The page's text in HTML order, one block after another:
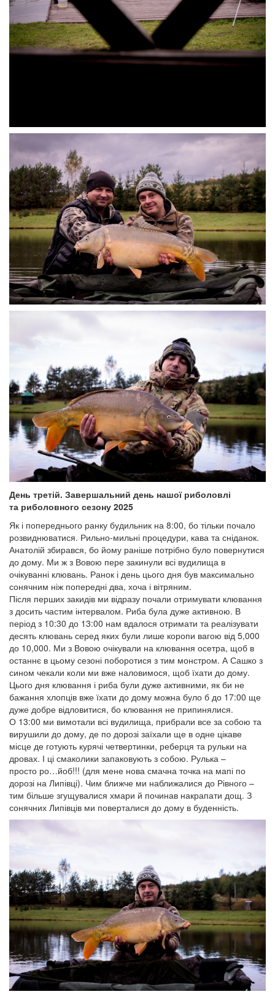
День третій. Завершальний день нашої риболовлі
та риболовного сезону 2025
Як і попереднього ранку будильник на 8:00, бо тільки почало
розвиднюватися. Рильно-мильні процедури, кава та сніданок.
Анатолій збирався, бо йому раніше потрібно було повернутися
до дому. Ми ж з Вовою пере закинули всі вудилища в
очікуванні клювань. Ранок і день цього дня був максимально
сонячним ніж попередні два, хоча і вітряним.
Після перших закидів ми відразу почали отримувати клювання
з досить частим інтервалом. Риба була дуже активною. В
період з 10:30 до 13:00 нам вдалося отримати та реалізувати
десять клювань серед яких були лише коропи вагою від 5,000
до 10,000. Ми з Вовою очікували на клювання осетра, щоб в
останнє в цьому сезоні поборотися з тим монстром. А Сашко з
сином чекали коли ми вже наловимося, щоб їхати до дому.
Цього дня клювання і риба були дуже активними, як би не
бажання хлопців вже їхати до дому можна було б до 17:00 ще
дуже добре відловитися, бо клювання не припинялися.
О 13:00 ми вимотали всі вудилища, прибрали все за собою та
вирушили до дому, де по дорозі заїхали ще в одне цікаве
місце де готують курячі четвертинки, реберця та рульки на
дровах. І ці смаколики запаковують з собою. Рулька –
просто ро…йоб!!! (для мене нова смачна точка на мапі по
дорозі на Липівці). Чим ближче ми наближалися до Рівного –
тим більше згущувалися хмари й починав накрапати дощ. З
сонячних Липівців ми поверталися до дому в буденність.